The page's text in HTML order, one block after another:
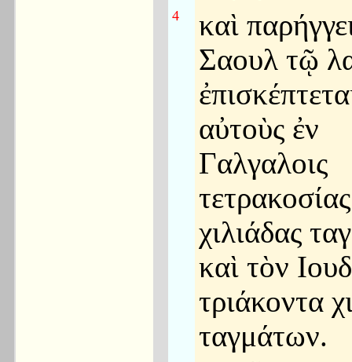
4
καὶ
Σαουλ τῷ
αὐτοὺς ἐν
Γαλγαλοις
τετρακοσίας
χιλιάδας
καὶ τὸν
τριάκοντα
ταγμάτων.